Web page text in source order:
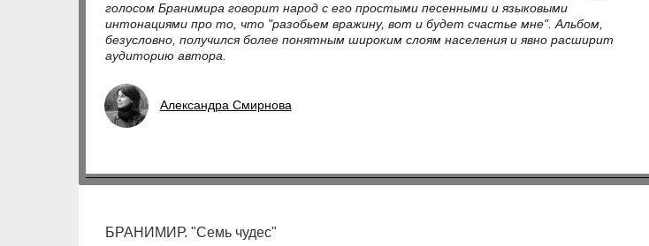
голосом Бранимира говорит народ с его простыми песенными и языковыми
интонациями про то, что "разобьем вражину, вот и будет счастье мне". Альбом,
безусловно, получился более понятным широким слоям населения и явно расширит
аудиторию автора.
Александра Смирнова
БРАНИМИР. "Семь чудес"